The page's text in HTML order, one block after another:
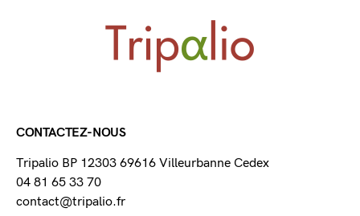
CONTACTEZ-NOUS
Tripalio BP 12303 69616 Villeurbanne Cedex
04 81 65 33 70
contact@tripalio.fr